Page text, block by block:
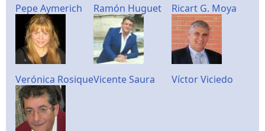
Pepe Aymerich Ramón Huguet Ricart G. Moya
Verónica RosiqueVicente Saura Víctor Viciedo